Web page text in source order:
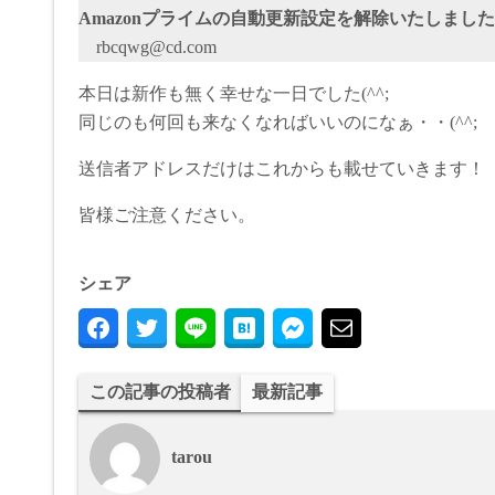
Amazonプライムの自動更新設定を解除いたしました
rbcqwg@cd.com
本日は新作も無く幸せな一日でした(^^;
同じのも何回も来なくなればいいのになぁ・・(^^;
送信者アドレスだけはこれからも載せていきます！
皆様ご注意ください。
シェア
この記事の投稿者 最新記事
tarou